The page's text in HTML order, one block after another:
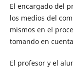
El encargado del
los medios del
mismos en el
tomando en
El profesor y el